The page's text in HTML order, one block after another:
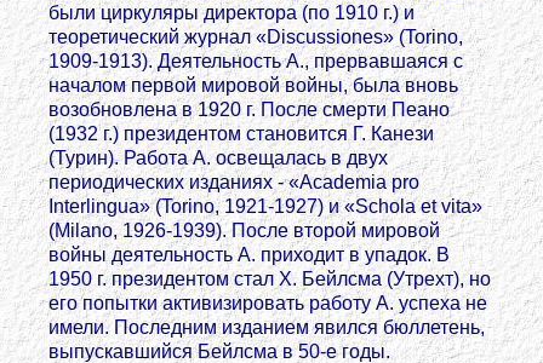
были циркуляры директора (по 1910 г.) и
теоретический журнал «Discussiones» (Torino,
1909-1913). Деятельность А., прервавшаяся с
началом первой мировой войны, была вновь
возобновлена в 1920 г. После смерти Пеано
(1932 г.) президентом становится Г. Канези
(Турин). Работа А. освещалась в двух
периодических изданиях - «Academia pro
Interlingua» (Torino, 1921-1927) и «Schola et vita»
(Milano, 1926-1939). После второй мировой
войны деятельность А. приходит в упадок. В
1950 г. президентом стал X. Бейлсма (Утрехт), но
его попытки активизировать работу А. успеха не
имели. Последним изданием явился бюллетень,
выпускавшийся Бейлсма в 50-е годы.